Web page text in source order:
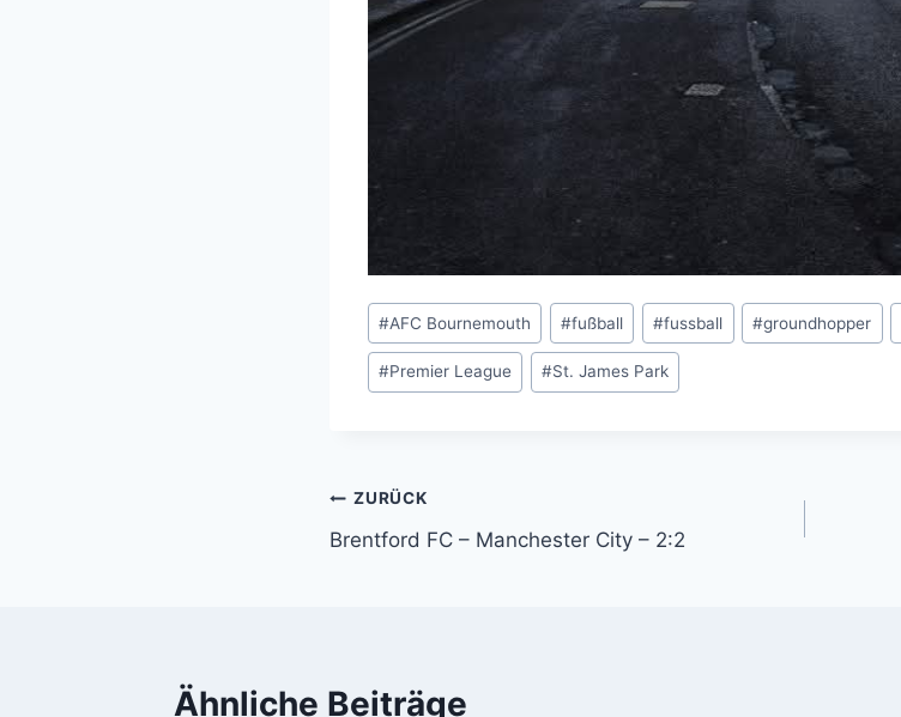
Schlagworte:
#AFC Bournemouth #fußball #fussball #groundhopper
#Premier League #St. James Park
Beitragsnavigation
ZURÜCK
Brentford FC – Manchester City – 2:2
Ähnliche Beiträge